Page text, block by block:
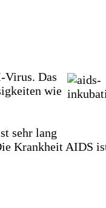
Das
wie
sehr lang
Krankheit AIDS